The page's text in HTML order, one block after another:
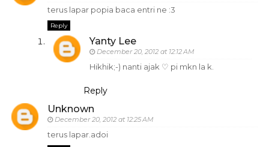
terus lapar popia baca entri ne :3
Reply
Yanty Lee
December 20, 2012 at 12:12 AM
Hikhik;-) nanti ajak ♡ pi mkn la k.
Reply
Unknown
December 20, 2012 at 12:25 AM
terus lapar.adoi